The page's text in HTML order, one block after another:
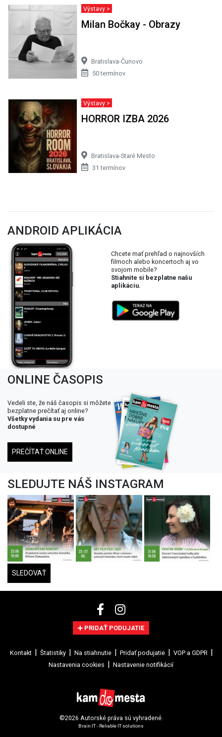
Výstavy >
Milan Bočkay - Obrazy
Bratislava-Čunovo
50 termínov
Výstavy >
HORROR IZBA 2026
Bratislava-Staré Mesto
31 termínov
ANDROID APLIKÁCIA
Chcete mať prehľad o najnovších
filmoch alebo koncertoch aj vo
svojom mobile?
Stiahnite si bezplatne našu
aplikáciu.
ONLINE ČASOPIS
Vedeli ste, že náš časopis si môžete
bezplatne prečítať aj online?
Všetky vydania su pre vás
dostupné
PREČÍTAŤ ONLINE
SLEDUJTE NÁŠ INSTAGRAM
SLEDOVAŤ
PRIDAŤ PODUJATIE
Kontakt Štatistiky Na stiahnutie Pridať podujatie
VOP a GDPR
Nastavenia cookies
Nastavenie notifikácií
©2026 Autorské práva sú vyhradené.
Brain:IT - Reliable IT solutions